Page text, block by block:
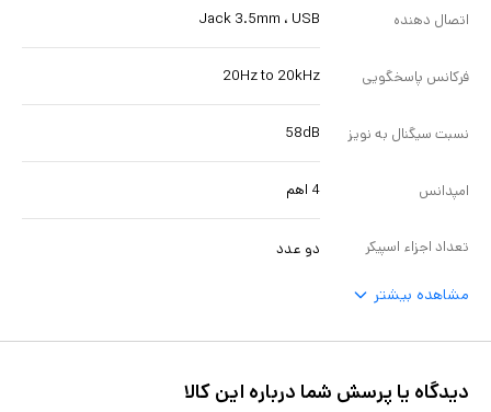
اتصال دهنده Jack 3.5mm ، USB
فرکانس پاسخگویی 20Hz to 20kHz
نسبت سیگنال به نویز 58dB
امپدانس 4 اهم
تعداد اجزاء اسپيکر دو عدد
مشاهده بیشتر
دیدگاه یا پرسش شما درباره این کالا